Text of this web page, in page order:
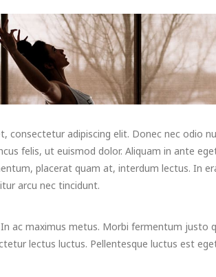
consectetur adipiscing elit. Donec nec odio
felis, ut euismod dolor. Aliquam in ante
placerat quam at, interdum lectus. In
arcu nec tincidunt.
ac maximus metus. Morbi fermentum justo
lectus luctus. Pellentesque luctus est